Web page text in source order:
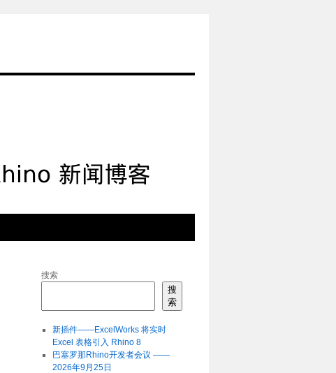
搜索
搜
索
新插件——ExcelWorks 将实时
Excel 表格引入 Rhino 8
巴塞罗那Rhino开发者会议 ——
2026年9月25日